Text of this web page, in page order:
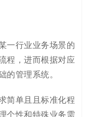
一行业业务场景的
程，进而根据对应
的管理系统。
简单且且标准化程
个性和特殊业务需